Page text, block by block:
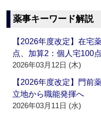
薬事キーワード解説
【2026年度改定】在宅
点、加算2：個人宅100
2026年03月12日 (木)
【2026年度改定】門前
立地から職能発揮へ
2026年03月11日 (水)